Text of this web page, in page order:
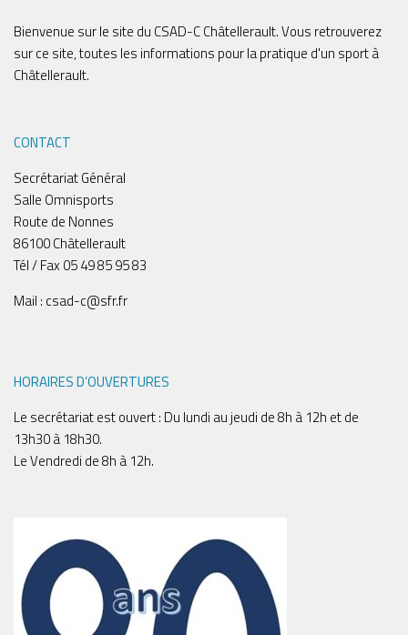
Bienvenue sur le site du CSAD-C Châtellerault. Vous retrouverez
sur ce site, toutes les informations pour la pratique d'un sport à
Châtellerault.
CONTACT
Secrétariat Général
Salle Omnisports
Route de Nonnes
86100 Châtellerault
Tél / Fax 05 49 85 95 83
Mail : csad-c@sfr.fr
HORAIRES D’OUVERTURES
Le secrétariat est ouvert : Du lundi au jeudi de 8h à 12h et de
13h30 à 18h30.
Le Vendredi de 8h à 12h.